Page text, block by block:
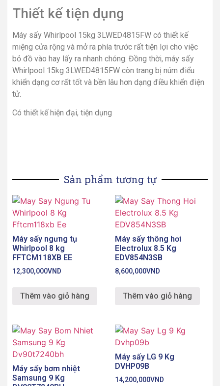
Thiết kế tiện dụng
Máy sấy Whirlpool 15kg 3LWED4815FW có thiết kế
miệng cửa rộng và mở ra phía trước rất tiện lợi cho việc
bỏ đồ vào hay lấy ra nhanh chóng. Đồng thời, máy sấy
Whirlpool 15kg 3LWED4815FW còn trang bị núm điểu
khiển dạng cơ rất tốt và bền lâu hơn dạng điều khiển điện
tử.
Có thiết kế hiện đại, tiện dụng
Sản phẩm tương tự
Máy sấy ngưng tụ
Whirlpool 8 kg
FFTCM118XB EE
12,300,000VND
Thêm vào giỏ hàng
Máy sấy thông hơi
Electrolux 8.5 Kg
EDV854N3SB
8,600,000VND
Thêm vào giỏ hàng
Máy sấy bơm nhiệt
Samsung 9 Kg
Máy sấy LG 9 Kg
DVHP09B
14,200,000VND